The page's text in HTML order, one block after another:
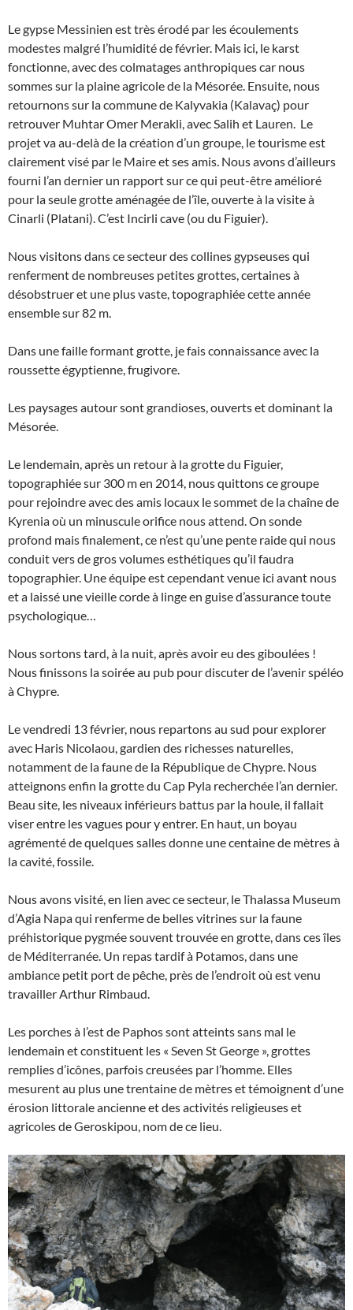
Le gypse Messinien est très érodé par les écoulements
modestes malgré l’humidité de février. Mais ici, le karst
fonctionne, avec des colmatages anthropiques car nous
sommes sur la plaine agricole de la Mésorée. Ensuite, nous
retournons sur la commune de Kalyvakia (Kalavaç) pour
retrouver Muhtar Omer Merakli, avec Salih et Lauren. Le
projet va au-delà de la création d’un groupe, le tourisme est
clairement visé par le Maire et ses amis. Nous avons d’ailleurs
fourni l’an dernier un rapport sur ce qui peut-être amélioré
pour la seule grotte aménagée de l’île, ouverte à la visite à
Cinarli (Platani). C’est Incirli cave (ou du Figuier).
Nous visitons dans ce secteur des collines gypseuses qui
renferment de nombreuses petites grottes, certaines à
désobstruer et une plus vaste, topographiée cette année
ensemble sur 82 m.
Dans une faille formant grotte, je fais connaissance avec la
roussette égyptienne, frugivore.
Les paysages autour sont grandioses, ouverts et dominant la
Mésorée.
Le lendemain, après un retour à la grotte du Figuier,
topographiée sur 300 m en 2014, nous quittons ce groupe
pour rejoindre avec des amis locaux le sommet de la chaîne de
Kyrenia où un minuscule orifice nous attend. On sonde
profond mais finalement, ce n’est qu’une pente raide qui nous
conduit vers de gros volumes esthétiques qu’il faudra
topographier. Une équipe est cependant venue ici avant nous
et a laissé une vieille corde à linge en guise d’assurance toute
psychologique…
Nous sortons tard, à la nuit, après avoir eu des giboulées !
Nous finissons la soirée au pub pour discuter de l’avenir spéléo
à Chypre.
Le vendredi 13 février, nous repartons au sud pour explorer
avec Haris Nicolaou, gardien des richesses naturelles,
notamment de la faune de la République de Chypre. Nous
atteignons enfin la grotte du Cap Pyla recherchée l’an dernier.
Beau site, les niveaux inférieurs battus par la houle, il fallait
viser entre les vagues pour y entrer. En haut, un boyau
agrémenté de quelques salles donne une centaine de mètres à
la cavité, fossile.
Nous avons visité, en lien avec ce secteur, le Thalassa Museum
d’Agia Napa qui renferme de belles vitrines sur la faune
préhistorique pygmée souvent trouvée en grotte, dans ces îles
de Méditerranée. Un repas tardif à Potamos, dans une
ambiance petit port de pêche, près de l’endroit où est venu
travailler Arthur Rimbaud.
Les porches à l’est de Paphos sont atteints sans mal le
lendemain et constituent les « Seven St George », grottes
remplies d’icônes, parfois creusées par l’homme. Elles
mesurent au plus une trentaine de mètres et témoignent d’une
érosion littorale ancienne et des activités religieuses et
agricoles de Geroskipou, nom de ce lieu.